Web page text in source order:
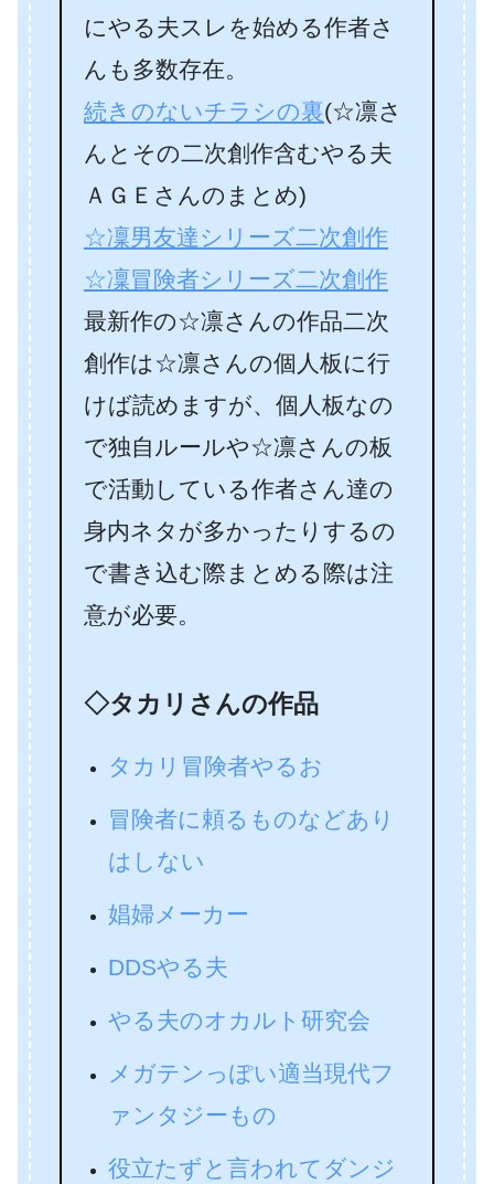
にやる夫スレを始める作者さ
んも多数存在。
続きのないチラシの裏(☆凛さ
んとその二次創作含むやる夫
ＡＧＥさんのまとめ)
☆凜男友達シリーズ二次創作
☆凜冒険者シリーズ二次創作
最新作の☆凛さんの作品二次
創作は☆凛さんの個人板に行
けば読めますが、個人板なの
で独自ルールや☆凛さんの板
で活動している作者さん達の
身内ネタが多かったりするの
で書き込む際まとめる際は注
意が必要。
◇タカリさんの作品
タカリ冒険者やるお
冒険者に頼るものなどあり
はしない
娼婦メーカー
DDSやる夫
やる夫のオカルト研究会
メガテンっぽい適当現代フ
ァンタジーもの
役立たずと言われてダンジ